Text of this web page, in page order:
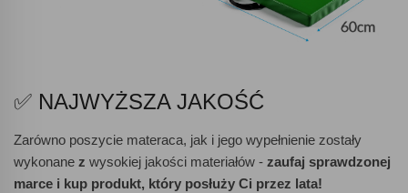
✅ NAJWYŻSZA JAKOŚĆ
Zarówno poszycie materaca, jak i jego wypełnienie zostały
wykonane z wysokiej jakości materiałów - zaufaj sprawdzonej
marce i kup produkt, który posłuży Ci przez lata!